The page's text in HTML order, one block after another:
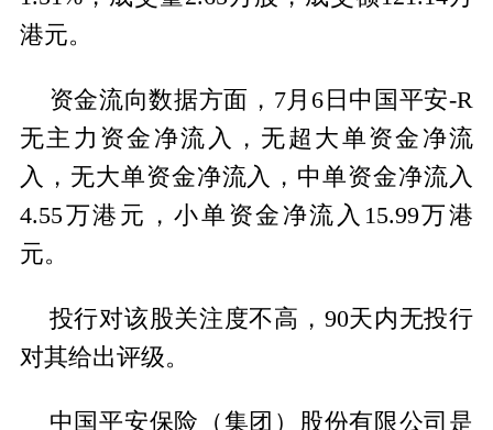
港元。
资金流向数据方面，7月6日中国平安-R
无主力资金净流入，无超大单资金净流
入，无大单资金净流入，中单资金净流入
4.55万港元，小单资金净流入15.99万港
元。
投行对该股关注度不高，90天内无投行
对其给出评级。
中国平安保险（集团）股份有限公司是